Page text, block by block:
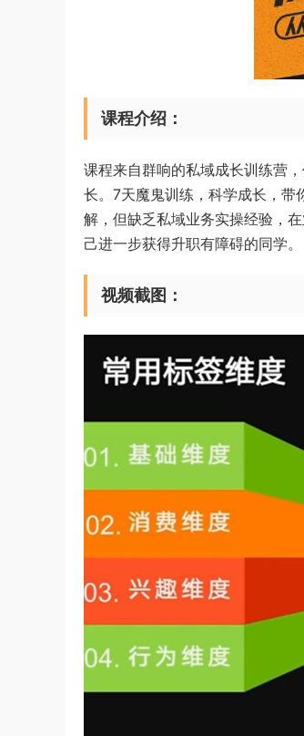
课程介绍：
课程来自群响的私域成长训练营
长。7天魔鬼训练，科学成长，带
解，但缺乏私域业务实操经验，
己进一步获得升职有障碍的同学。
视频截图：